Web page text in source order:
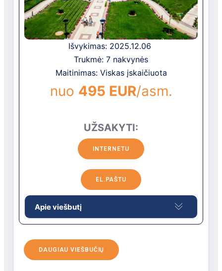
Išvykimas: 2025.12.06
Trukmė: 7 nakvynės
Maitinimas: Viskas įskaičiuota
nuo 495 EUR/asm.
UŽSAKYTI:
INTERNETU
EL.PAŠTU
Apie viešbutį
uosto, atstumas iki miesto centro – 18 km.
DAUGIAU VIEŠBUČIŲ